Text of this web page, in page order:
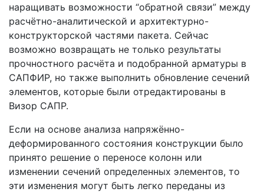
наращивать возможности “обратной связи” между
расчётно-аналитической и архитектурно-
конструкторской частями пакета. Сейчас
возможно возвращать не только результаты
прочностного расчёта и подобранной арматуры в
САПФИР, но также выполнить обновление сечений
элементов, которые были отредактированы в
Визор САПР.
Если на основе анализа напряжённо-
деформированного состояния конструкции было
принято решение о переносе колонн или
изменении сечений определенных элементов, то
эти изменения могут быть легко переданы из